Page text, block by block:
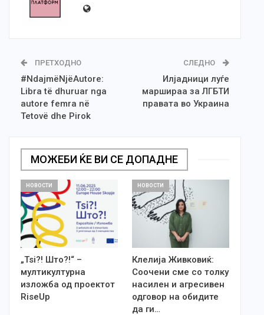
ПРЕТХОДНО
#NdajmëNjëAutore:
Libra të dhuruar nga
autore femra në
Tetovë dhe Pirok
СЛЕДНО
Илјадници луѓе
маршираа за ЛГБТИ
правата во Украина
МОЖЕБИ ЌЕ ВИ СЕ ДОПАДНЕ
НОВОСТИ
„Tsi?! Што?!“ –
мултикултурна
изложба од проектот
RiseUp
НОВОСТИ
Клелија Живковиќ:
Соочени сме со толку
насилен и агресивен
одговор на обидите
да ги…